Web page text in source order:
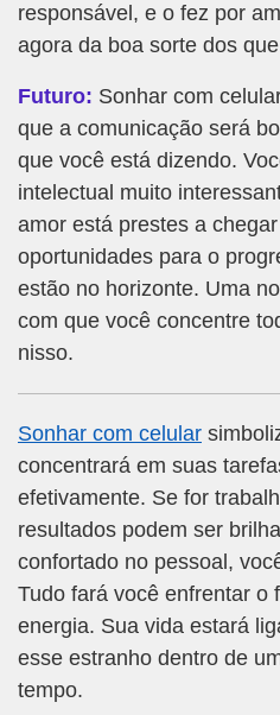
responsável, e o fez por
agora da boa sorte dos
Futuro: Sonhar com
que a comunicação será
que você está dizendo.
intelectual muito
amor está prestes a
oportunidades para o
estão no horizonte. Uma
com que você concentre
nisso.
Sonhar com celular
concentrará em suas
efetivamente. Se for
resultados podem ser
confortado no pessoal,
Tudo fará você enfrentar o
energia. Sua vida estará
esse estranho dentro de
tempo.